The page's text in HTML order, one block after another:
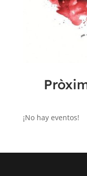
¡No hay eventos!